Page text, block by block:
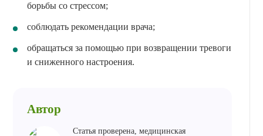
борьбы со стрессом;
соблюдать рекомендации врача;
обращаться за помощью при возвращении тревоги
и сниженного настроения.
Автор
Статья проверена, медицинская